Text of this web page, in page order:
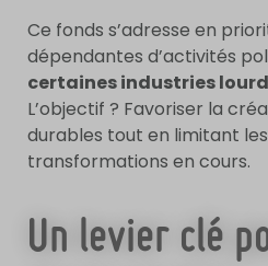
Ce fonds s’adresse en
dépendantes d’activités
certaines industries
L’objectif ? Favoriser la
durables tout en limitant
transformations en cours.
Un levier clé